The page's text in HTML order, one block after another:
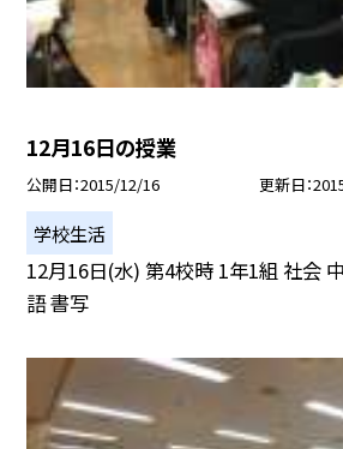
12月16日の授業
公開日 2015/12/16 更新日
学校生活
12月16日(水) 第4校時 1年1組 社会
語 書写